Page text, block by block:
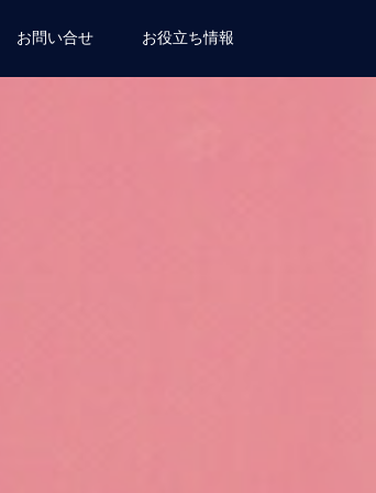
お問い合せ お役立ち情報